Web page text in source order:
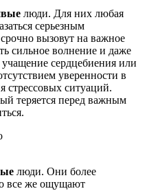
люди. Для них любая
серьезным
вызовут на важное
сильное волнение и даже
сердцебиения или
уверенности в
стрессовых ситуаций.
теряется перед важным
люди. Они более
все же ощущают